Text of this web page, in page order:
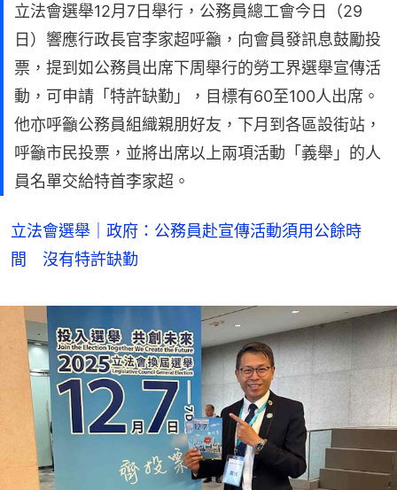
立法會選舉12月7日舉行，公務員總工會今日（29
日）響應行政長官李家超呼籲，向會員發訊息鼓勵投
票，提到如公務員出席下周舉行的勞工界選舉宣傳活
動，可申請「特許缺勤」，目標有60至100人出席。
他亦呼籲公務員組織親朋好友，下月到各區設街站，
呼籲市民投票，並將出席以上兩項活動「義舉」的人
員名單交給特首李家超。
立法會選舉｜政府：公務員赴宣傳活動須用公餘時
間 沒有特許缺勤